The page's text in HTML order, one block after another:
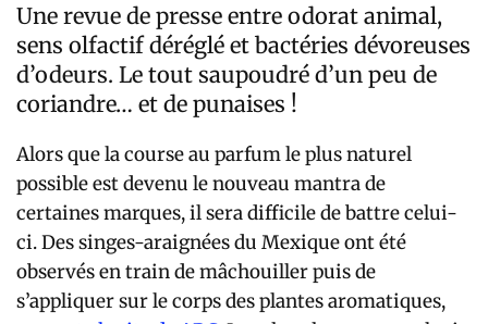
Une revue de presse entre odorat animal,
sens olfactif déréglé et bactéries dévoreuses
d’odeurs. Le tout saupoudré d’un peu de
coriandre… et de punaises !
Alors que la course au parfum le plus naturel
possible est devenu le nouveau mantra de
certaines marques, il sera difficile de battre celui-
ci. Des singes-araignées du Mexique ont été
observés en train de mâchouiller puis de
s’appliquer sur le corps des plantes aromatiques,